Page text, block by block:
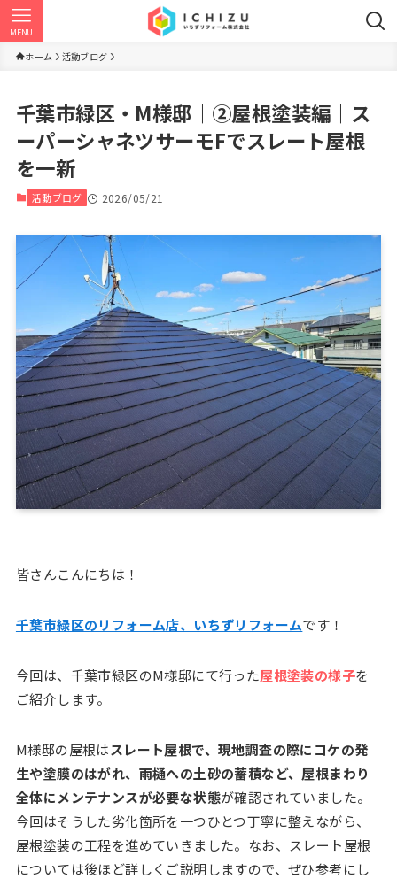
MENU
ホーム 活動ブログ
千葉市緑区・M様邸｜②屋根塗装編｜ス
ーパーシャネツサーモFでスレート屋根
を一新
活動ブログ 2026/05/21
皆さんこんにちは！
千葉市緑区のリフォーム店、いちずリフォームです！
今回は、千葉市緑区のM様邸にて行った屋根塗装の様子を
ご紹介します。
M様邸の屋根はスレート屋根で、現地調査の際にコケの発
生や塗膜のはがれ、雨樋への土砂の蓄積など、屋根まわり
全体にメンテナンスが必要な状態が確認されていました。
今回はそうした劣化箇所を一つひとつ丁寧に整えながら、
屋根塗装の工程を進めていきました。なお、スレート屋根
については後ほど詳しくご説明しますので、ぜひ参考にし